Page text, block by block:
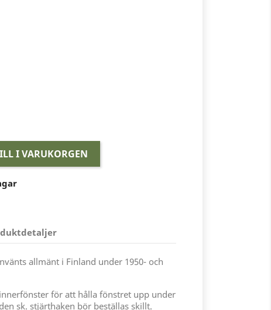
I VARUKORGEN
allmänt i Finland under 1950- och
för att hålla fönstret upp under
sk. stjärthaken bör beställas skillt.